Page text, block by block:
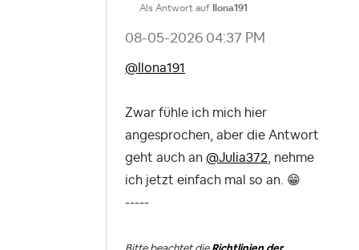
Als Antwort auf Ilona191
‎08-05-2026 04:37 PM
@Ilona191
Zwar fühle ich mich hier
angesprochen, aber die Antwort
geht auch an @Julia372, nehme
ich jetzt einfach mal so an. 😁
-----